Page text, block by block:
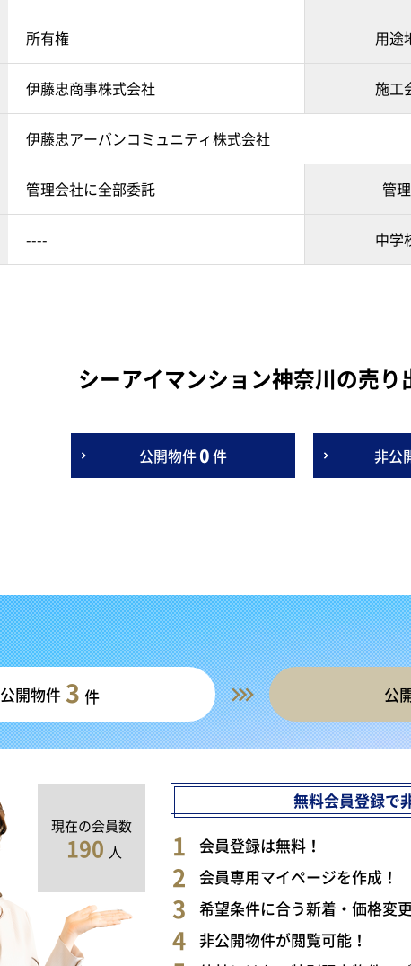
所有権 用途
伊藤忠商事株式会社 施工
伊藤忠アーバンコミュニティ株式会社
管理会社に全部委託 管
---- 中学
シーアイマンション神奈川の売り
公開物件0件 非公
公開物件 3 件 公
現在の会員数
190 人
無料会員登録で
会員登録は無料！
会員専用マイページを作成！
希望条件に合う新着・価格変
非公開物件が閲覧可能！